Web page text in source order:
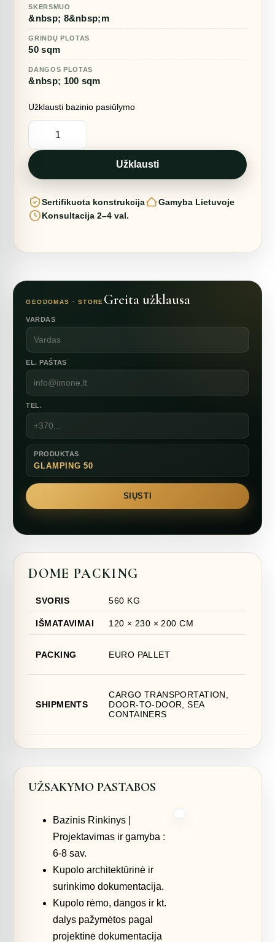
SKERSMUO
&nbsp; 8&nbsp;m
GRINDŲ PLOTAS
50 sqm
DANGOS PLOTAS
&nbsp; 100 sqm
Užklausti bazinio pasiūlymo
produkto
50m2
PILNAI
SKAIDRUS
Ø8m
MOBILUS
Užklausti
Sertifikuota konstrukcija
Gamyba Lietuvoje
Konsultacija 2–4 val.
GEODOMAS · STORE Greita užklausa
VARDAS
EL. PAŠTAS
TEL.
PRODUKTAS
GLAMPING 50
SIŲSTI
DOME PACKING
SVORIS 560 KG
IŠMATAVIMAI 120 × 230 × 200 CM
PACKING EURO PALLET
SHIPMENTS
CARGO TRANSPORTATION,
DOOR-TO-DOOR, SEA
CONTAINERS
UŽSAKYMO PASTABOS
Bazinis Rinkinys |
Projektavimas ir gamyba :
6-8 sav.
Kupolo architektūrinė ir
surinkimo dokumentacija.
Kupolo rėmo, dangos ir kt.
dalys pažymėtos pagal
projektinė dokumentacija